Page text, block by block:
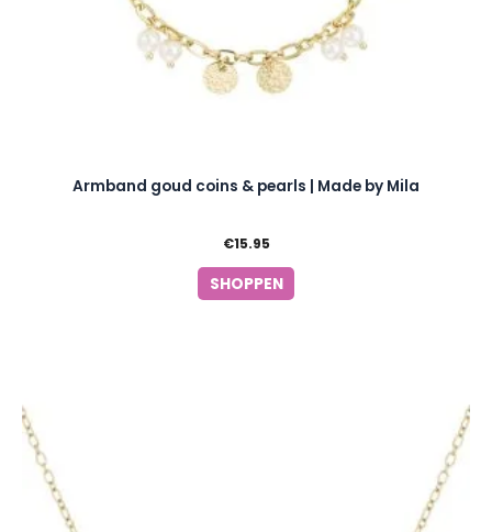
Armband goud coins & pearls | Made by Mila
€15.95
SHOPPEN